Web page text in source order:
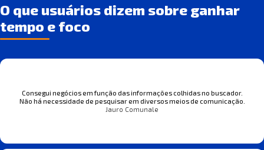
O que usuários dizem sobre ganhar
tempo e foco
Consegui negócios em função das informações colhidas no buscador.
Não há necessidade de pesquisar em diversos meios de comunicação.
Jauro Comunale